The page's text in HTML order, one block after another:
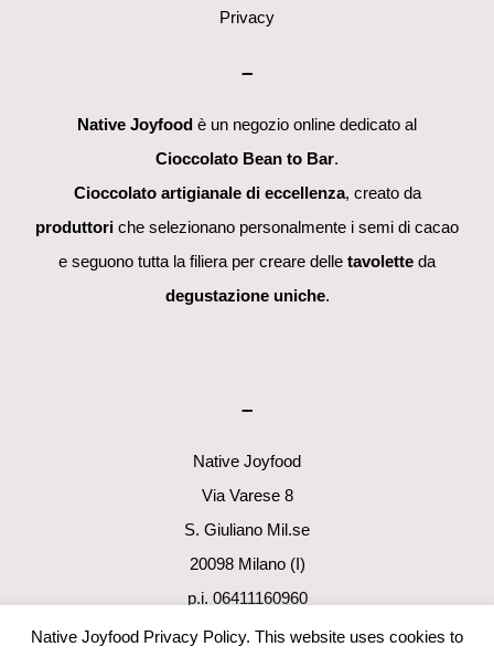
Privacy
–
Native Joyfood è un negozio online dedicato al
Cioccolato Bean to Bar.
Cioccolato artigianale di eccellenza, creato da
produttori che selezionano personalmente i semi di cacao
e seguono tutta la filiera per creare delle tavolette da
degustazione uniche.
–
Native Joyfood
Via Varese 8
S. Giuliano Mil.se
20098 Milano (I)
p.i. 06411160960
info@nativejoyfood.com
Native Joyfood Privacy Policy. This website uses cookies to